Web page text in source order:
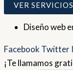
VER SERVICIOS
Diseño web
Facebook Twitter
¡Te llamamos